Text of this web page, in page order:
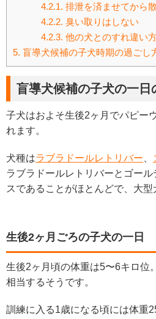
4.2.1. 排泄を済ませてから
4.2.2. 臭い取りはしない
4.2.3. 他の犬とのすれ違い
5. 盲導犬候補の子犬時期の過ごし
盲導犬候補の子犬の一日
子犬はおよそ生後2ヶ月でパピー
れます。
犬種はラブラドールレトリバー
ラブラドールレトリバーとゴー
スであることがほとんどで、大型
生後2ヶ月ごろの子犬の一日
生後2ヶ月頃の体重は5〜6キロ位
相当するそうです。
訓練に入る1歳になる頃には体重